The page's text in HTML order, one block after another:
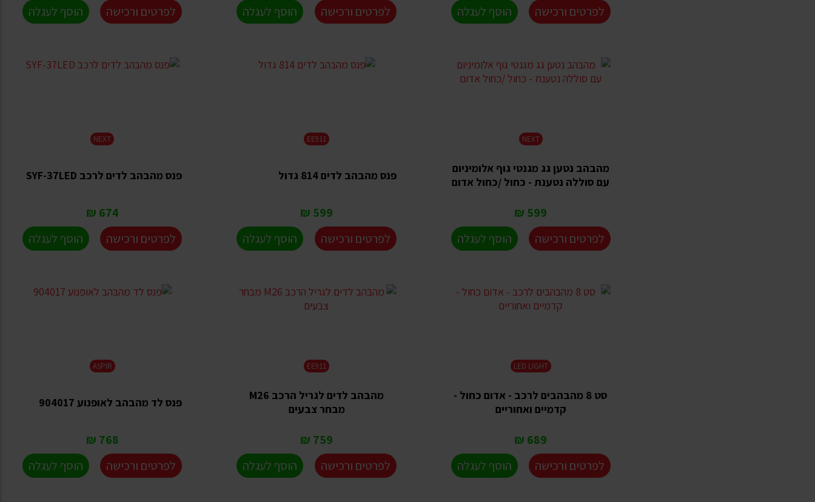
לפרטים ורכישה
הוסף לעגלה
לפרטים ורכישה
הוסף לעגלה
לפרטים ורכישה
הוסף לעגלה
NEXT
מהבהב נטען גג מגנטי גוף אלומיניום
עם סוללה נטענת - כחול /כחול אדום
599 ₪
לפרטים ורכישה
הוסף לעגלה
EE911
פנס מהבהב לדים 814 גדול
599 ₪
לפרטים ורכישה
הוסף לעגלה
NEXT
פנס מהבהב לדים לרכב SYF-37LED
674 ₪
לפרטים ורכישה
הוסף לעגלה
LED LIGHT
סט 8 מהבהבים לרכב - אדום כחול -
קדמיים ואחוריים
689 ₪
לפרטים ורכישה
הוסף לעגלה
EE911
מהבהב לדים לגריל הרכב M26
מבחר צבעים
759 ₪
לפרטים ורכישה
הוסף לעגלה
ASPIR
פנס לד מהבהב לאופנוע 904017
768 ₪
לפרטים ורכישה
הוסף לעגלה